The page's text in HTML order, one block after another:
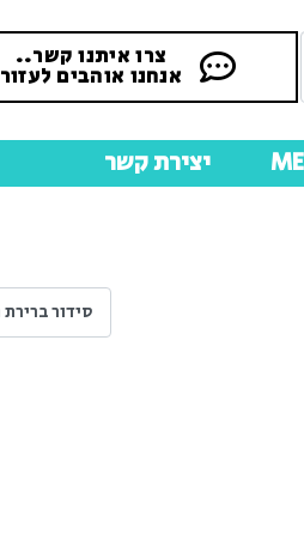
צרו איתנו קשר..
אנחנו אוהבים לעזור
יצירת קשר